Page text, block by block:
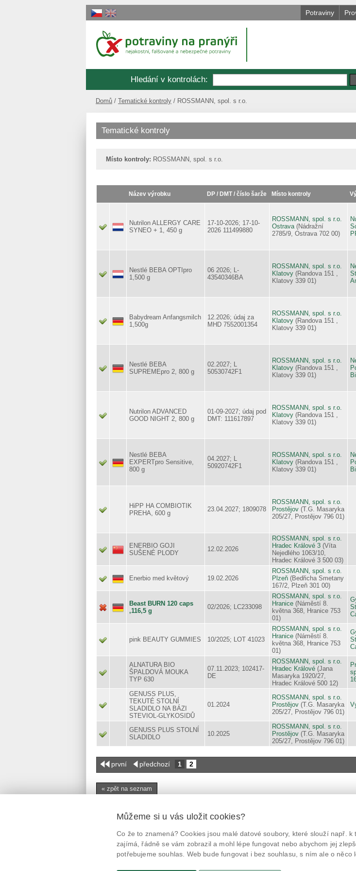
Potraviny
Hledání v kontrolách:
Domů Tematické kontroly ROSSMANN, spol. s r.o.
Tematické kontroly
Místo kontroly: ROSSMANN, spol. s r.o.
Název výrobku DP / DMT / číslo šarže Místo kontroly
Nutrilon ALLERGY CARE
SYNEO + 1, 450 g
17-10-2026; 17-10-
2026 111499880
ROSSMANN, spol. s r.o.
Ostrava (Nádražní
2785/9, Ostrava 702 00)
Nestlé BEBA OPTIpro
1,500 g
06 2026; L-
43540346BA
ROSSMANN, spol. s r.o.
Klatovy (Randova 151 ,
Klatovy 339 01)
Babydream Anfangsmilch
1,500g
12.2026; údaj za
MHD 7552001354
ROSSMANN, spol. s r.o.
Klatovy (Randova 151 ,
Klatovy 339 01)
Nestlé BEBA
SUPREMEpro 2, 800 g
02.2027; L
50530742F1
ROSSMANN, spol. s r.o.
Klatovy (Randova 151 ,
Klatovy 339 01)
Nutrilon ADVANCED
GOOD NIGHT 2, 800 g
01-09-2027; údaj pod
DMT: 111617897
ROSSMANN, spol. s r.o.
Klatovy (Randova 151 ,
Klatovy 339 01)
Nestlé BEBA
EXPERTpro Sensitive,
800 g
04.2027; L
50920742F1
ROSSMANN, spol. s r.o.
Klatovy (Randova 151 ,
Klatovy 339 01)
HiPP HA COMBIOTIK
PREHA, 600 g
23.04.2027; 1809078
ROSSMANN, spol. s r.o.
Prostějov (T.G. Masaryka
205/27, Prostějov 796 01)
ENERBIO GOJI
SUŠENÉ PLODY
12.02.2026
ROSSMANN, spol. s r.o.
Hradec Králové 3 (Víta
Nejedlého 1063/10,
Hradec Králové 3 500 03)
Enerbio med květový 19.02.2026
ROSSMANN, spol. s r.o.
Plzeň (Bedřicha Smetany
167/2, Plzeň 301 00)
Beast BURN 120 caps
,116,5 g
02/2026; LC233098
ROSSMANN, spol. s r.o.
Hranice (Náměstí 8.
května 368, Hranice 753
01)
pink BEAUTY GUMMIES 10/2025; LOT 41023
ROSSMANN, spol. s r.o.
Hranice (Náměstí 8.
května 368, Hranice 753
01)
ALNATURA BIO
ŠPALDOVÁ MOUKA
TYP 630
07.11.2023; 102417-
DE
ROSSMANN, spol. s r.o.
Hradec Králové (Jana
Masaryka 1920/27,
Hradec Králové 500 12)
GENUSS PLUS,
TEKUTÉ STOLNÍ
SLADIDLO NA BÁZI
STEVIOL-GLYKOSIDŮ
01.2024
ROSSMANN, spol. s r.o.
Prostějov (T.G. Masaryka
205/27, Prostějov 796 01)
GENUSS PLUS STOLNÍ
SLADIDLO
10.2025
ROSSMANN, spol. s r.o.
Prostějov (T.G. Masaryka
205/27, Prostějov 796 01)
první předchozí 1 2
« zpět na seznam
@potravinynapranyri @NaPranyri
© Státní zemědělská a
Květná 15, 603 00 Brno,
ID datové schránky: avraiqg
IČO: 75014149, DIČ: CZ75014149
Můžeme si u vás uložit cookies?
Co že to znamená? Cookies jsou malé datové soubory, které slouží např.
zajímá, řádně se vám zobrazil a mohl lépe fungovat nebo abychom jej
potřebujeme souhlas. Web bude fungovat i bez souhlasu, s ním ale o něco